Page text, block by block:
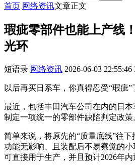
首页 网络资讯文章正文
瑕疵零部件也能上产线
光环
短语录 网络资讯 2026-06-03 22:55:46
以后再买日系车，你真得忍受“瑕疵”
最近，包括丰田汽车公司在内的日
制定一项统一的零部件缺陷判定政策
简单来说，将原先的“质量底线”往
功能无影响、且装配后不易察觉的小
可直接用于生产，并且预计2026年内